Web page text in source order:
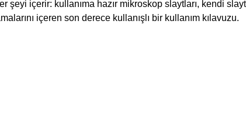
içerir: kullanıma hazır mikroskop slaytları, kendi
içeren son derece kullanışlı bir kullanım kılavuzu.